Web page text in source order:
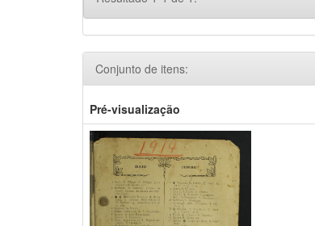
Conjunto de itens:
Pré-visualização